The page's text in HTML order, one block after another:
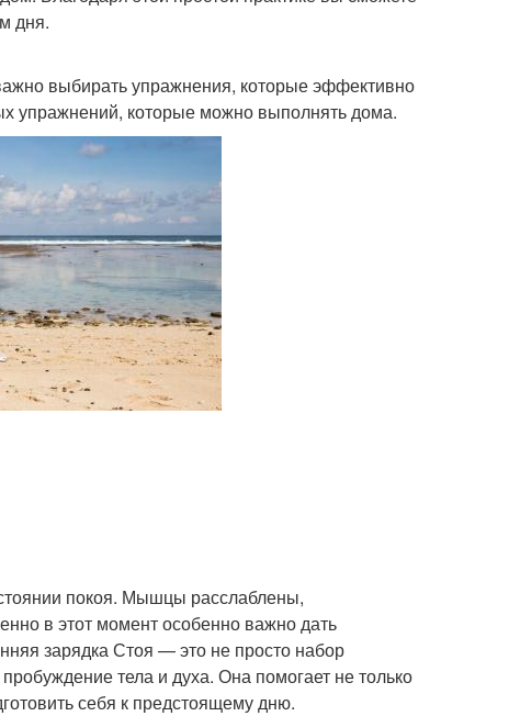
дня.
выбирать упражнения, которые эффективно
упражнений, которые можно выполнять дома.
покоя. Мышцы расслаблены,
в этот момент особенно важно дать
зарядка Стоя — это не просто набор
тела и духа. Она помогает не только
себя к предстоящему дню.